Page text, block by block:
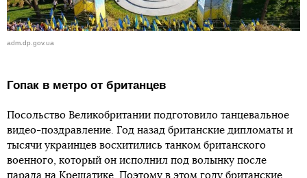
adm.dp.gov.ua
Гопак в метро от британцев
Посольство Великобритании подготовило танцевальное
видео-поздравление. Год назад британские дипломаты и
тысячи украинцев восхитились танком британского
военного, который он исполнил под волынку после
парада на Крещатике. Поэтому в этом году британские